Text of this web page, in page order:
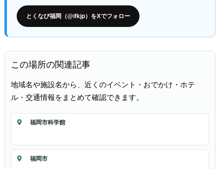
とくなび福岡（@ifkjp）をXでフォロー
この場所の関連記事
地域名や施設名から、近くのイベント・おでかけ・ホテ
ル・交通情報をまとめて確認できます。
福岡市科学館
福岡市